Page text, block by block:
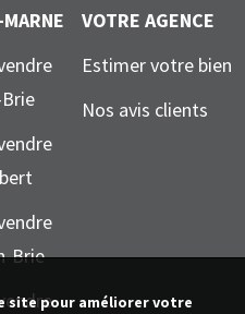
Brie
VOTRE AGENCE
Estimer votre bien
Nos avis clients
site pour améliorer votre